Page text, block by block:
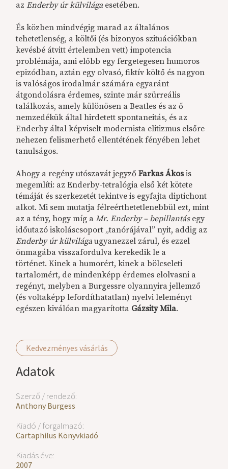
Kedvezményes vásárlás
Adatok
Szerző / rendező:
Anthony Burgess
Kiadó / forgalmazó:
Cartaphilus Könyvkiadó
Kiadás éve:
2007
azEnderby úr külvilága esetében.
És közben mindvégig marad az általános
tehetetlenség, a költői (és bizonyos szituációkban
kevésbé átvitt értelemben vett) impotencia
problémája, ami előbb egy fergetegesen humoros
epizódban, aztán egy olvasó, fiktív költő és nagyon
is valóságos irodalmár számára egyaránt
átgondolásra érdemes, szinte már szürreális
találkozás, amely különösen a Beatles és az ő
nemzedékük által hirdetett spontaneitás, és az
Enderby által képviselt modernista elitizmus elsőre
nehezen felismerhető ellentétének fényében lehet
tanulságos.
Ahogy a regény utószavát jegyzőFarkas Ákosis
megemlíti: az Enderby-tetralógia első két kötete
témáját és szerkezetét tekintve is egyfajta diptichont
alkot. Mi sem mutatja félreérthetetlenebbül ezt, mint
az a tény, hogy míg aMr. Enderby – bepillantásegy
időutazó iskoláscsoport „tanórájával” nyit, addig az
Enderby úr külvilága ugyanezzel zárul, és ezzel
önmagába visszafordulva kerekedik le a
történet. Kinek a humorért, kinek a bölcseleti
tartalomért, de mindenképp érdemes elolvasni a
regényt, melyben a Burgessre olyannyira jellemző
(és voltaképp lefordíthatatlan) nyelvi leleményt
egészen kiválóan magyarította Gázsity Mila.